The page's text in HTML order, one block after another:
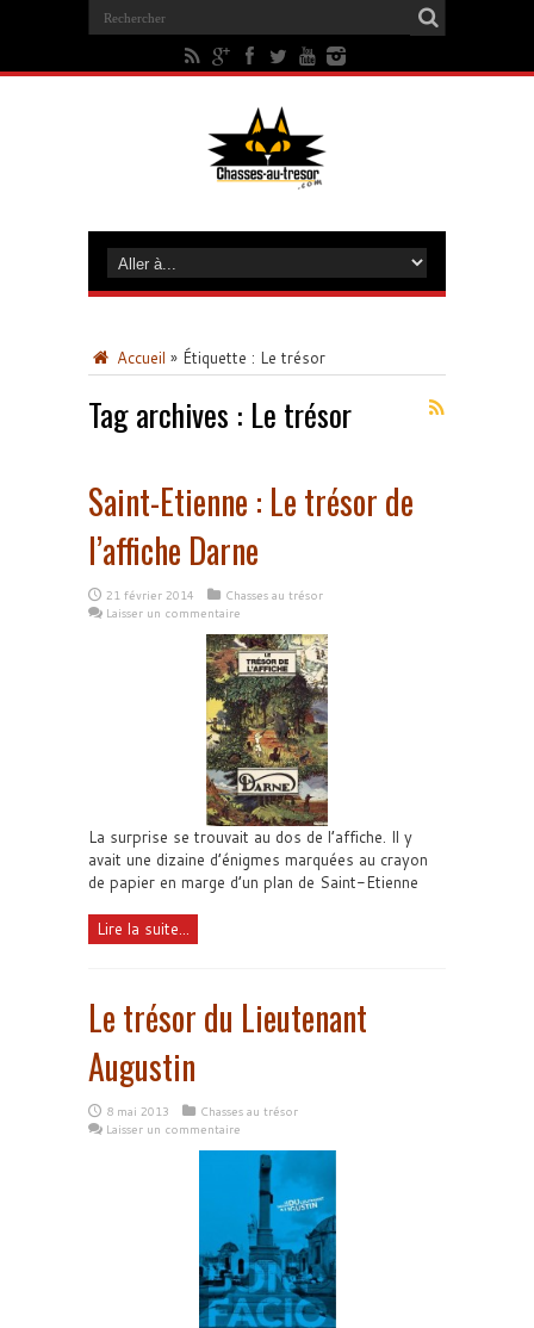
Accueil » Étiquette : Le trésor
Tag archives : Le trésor
Saint-Etienne : Le trésor de
l’affiche Darne
21 février 2014
Chasses au trésor
Laisser un commentaire
La surprise se trouvait au dos de l’affiche. Il y
avait une dizaine d’énigmes marquées au crayon
de papier en marge d’un plan de Saint-Etienne
Lire la suite...
Le trésor du Lieutenant
Augustin
8 mai 2013
Chasses au trésor
Laisser un commentaire